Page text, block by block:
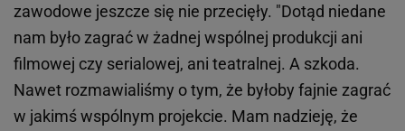
zawodowe jeszcze się nie przecięły. "Dotąd niedane
nam było zagrać w żadnej wspólnej produkcji ani
filmowej czy serialowej, ani teatralnej. A szkoda.
Nawet rozmawialiśmy o tym, że byłoby fajnie zagrać
w jakimś wspólnym projekcie. Mam nadzieję, że